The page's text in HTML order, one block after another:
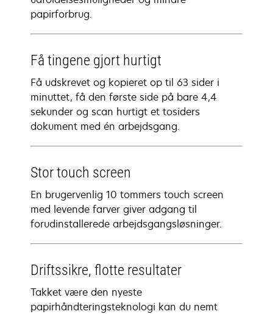
papirforbrug.
Få tingene gjort hurtigt
Få udskrevet og kopieret op til 63 sider i
minuttet, få den første side på bare 4,4
sekunder og scan hurtigt et tosiders
dokument med én arbejdsgang.
Stor touch screen
En brugervenlig 10 tommers touch screen
med levende farver giver adgang til
forudinstallerede arbejdsgangsløsninger.
Driftssikre, flotte resultater
Takket være den nyeste
papirhåndteringsteknologi kan du nemt